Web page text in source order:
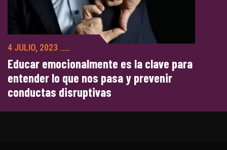
4 JULIO, 2023
Educar emocionalmente es la clave para
entender lo que nos pasa y prevenir
conductas disruptivas